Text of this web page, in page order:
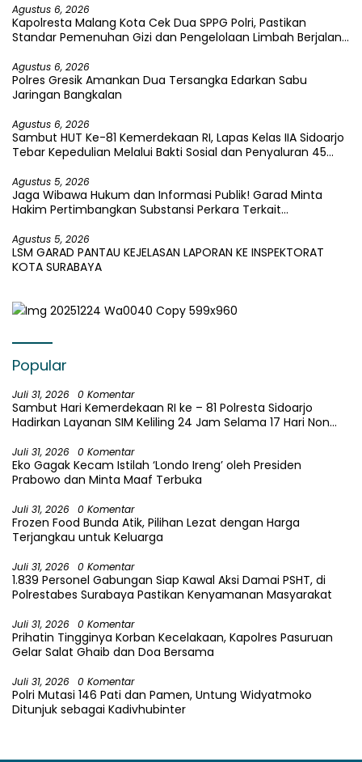
Agustus 6, 2026
Kapolresta Malang Kota Cek Dua SPPG Polri, Pastikan
Standar Pemenuhan Gizi dan Pengelolaan Limbah Berjalan
Agustus 6, 2026
Polres Gresik Amankan Dua Tersangka Edarkan Sabu
Jaringan Bangkalan
Agustus 6, 2026
Sambut HUT Ke-81 Kemerdekaan RI, Lapas Kelas IIA Sidoarjo
Tebar Kepedulian Melalui Bakti Sosial dan Penyaluran 45
Agustus 5, 2026
Jaga Wibawa Hukum dan Informasi Publik! Garad Minta
Hakim Pertimbangkan Substansi Perkara Terkait
Agustus 5, 2026
LSM GARAD PANTAU KEJELASAN LAPORAN KE INSPEKTORAT
KOTA SURABAYA
Popular
Juli 31, 2026 0 Komentar
Sambut Hari Kemerdekaan RI ke – 81 Polresta Sidoarjo
Hadirkan Layanan SIM Keliling 24 Jam Selama 17 Hari Non
Juli 31, 2026 0 Komentar
Eko Gagak Kecam Istilah ‘Londo Ireng’ oleh Presiden
Prabowo dan Minta Maaf Terbuka
Juli 31, 2026 0 Komentar
Frozen Food Bunda Atik, Pilihan Lezat dengan Harga
Terjangkau untuk Keluarga
Juli 31, 2026 0 Komentar
1.839 Personel Gabungan Siap Kawal Aksi Damai PSHT, di
Polrestabes Surabaya Pastikan Kenyamanan Masyarakat
Juli 31, 2026 0 Komentar
Prihatin Tingginya Korban Kecelakaan, Kapolres Pasuruan
Gelar Salat Ghaib dan Doa Bersama
Juli 31, 2026 0 Komentar
Polri Mutasi 146 Pati dan Pamen, Untung Widyatmoko
Ditunjuk sebagai Kadivhubinter